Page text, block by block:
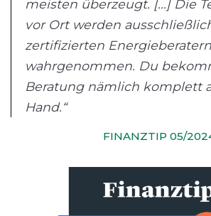
meisten überzeugt. [...] Die
vor Ort werden
zertifizierten Energieberatern
wahrgenommen. Du
Beratung nämlich komplett
Hand.“
FINANZTIP 05/